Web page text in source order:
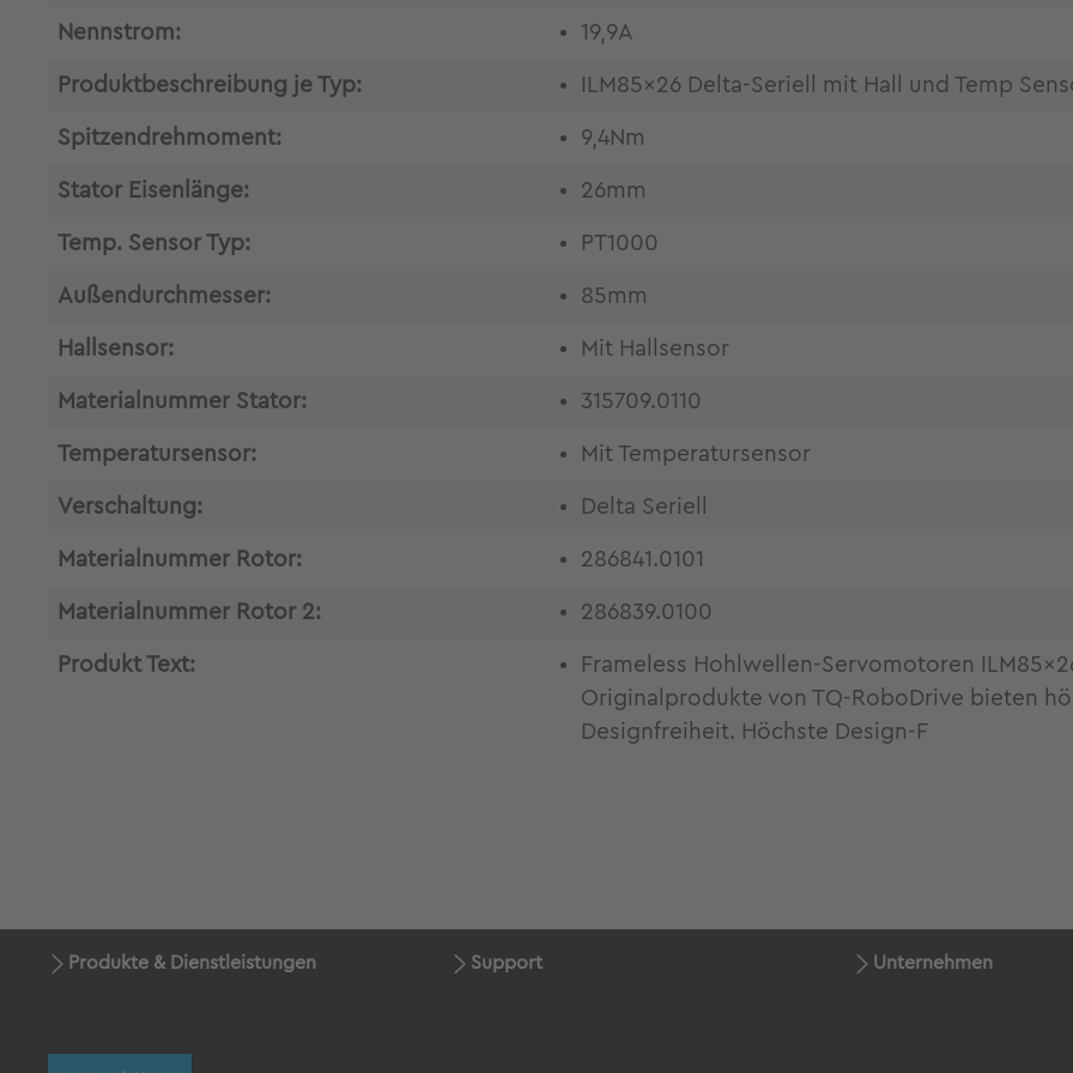
Nennstrom: 19,9A
Produktbeschreibung je Typ: ILM85x26 Delta-Seriell mit Hall und Temp
Spitzendrehmoment: 9,4Nm
Stator Eisenlänge: 26mm
Temp. Sensor Typ: PT1000
Außendurchmesser: 85mm
Hallsensor: Mit Hallsensor
Materialnummer Stator: 315709.0110
Temperatursensor: Mit Temperatursensor
Verschaltung: Delta Seriell
Materialnummer Rotor: 286841.0101
Materialnummer Rotor 2: 286839.0100
Produkt Text:
Frameless Hohlwellen-Servomotoren
Originalprodukte von TQ-RoboDrive bieten
Designfreiheit. Höchste Design-F
Produkte & Dienstleistungen Support Unternehmen